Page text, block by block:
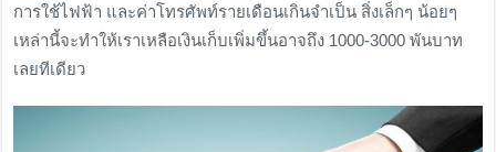
การใช้ไฟฟ้า และค่าโทรศัพท์รายเดือนเกินจำเป็น สิ่งเล็กๆ น้อยๆ
เหล่านี้จะทำให้เราเหลือเงินเก็บเพิ่มขึ้นอาจถึง 1000-3000 พันบาท
เลยทีเดียว